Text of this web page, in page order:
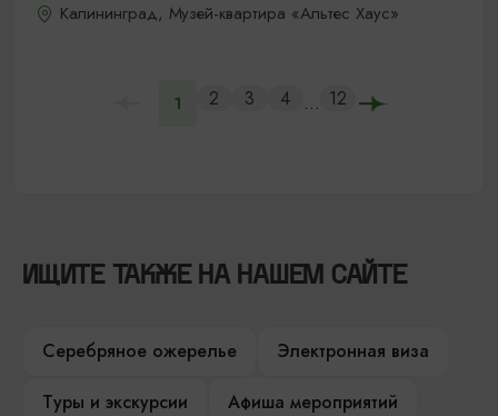
Калининград, Музей-квартира «Альтес Хаус»
1 2 3 4 ... 12
ИЩИТЕ ТАКЖЕ НА НАШЕМ САЙТЕ
Серебряное ожерелье
Электронная виза
Туры и экскурсии
Афиша мероприятий